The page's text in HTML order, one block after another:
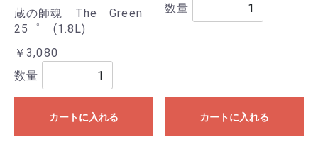
蔵の師魂 The Green
25゜ (1.8L)
￥3,080
数量
カートに入れる
数量
カートに入れる